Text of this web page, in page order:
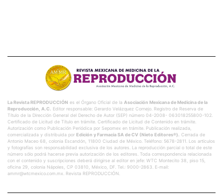
La Revista REPRODUCCIÓN es el Órgano Oficial de la Asociación Mexicana de Medicina de la
Reproducción, A.C. Editor responsable: Gerardo Velázquez Cornejo. Registro de Reserva de
Título de la Dirección General del Derecho de Autor (SEP) número 04-2008- 063018255800-102.
Certificado de Licitud de Título en trámite. Certificado de Licitud de Contenido en trámite.
Autorización como Publicación Periódica por Sepomex en trámite. Publicación realizada,
comercializada y distribuida por Edición y Farmacia SA de CV (Nieto Editores®). Cerrada de
Antonio Maceo 68, colonia Escandón, 11800 Ciudad de México. Teléfono: 5678-2811. Los artículos
y fotografías son responsabilidad exclusiva de los autores. La reproducción parcial o total de este
número sólo podrá hacerse previa autorización de los editores. Toda correspondencia relacionada
con el contenido y suscripciones deberá dirigirse al editor en jefe: WTC Montecito 38, piso 15,
oficina 29, colonia Nápoles, CP 03810, México, DF. Tel.: 9000-2863. E-mail:
ammr@wtcmexico.com.mx. Revista REPRODUCCIÓN.